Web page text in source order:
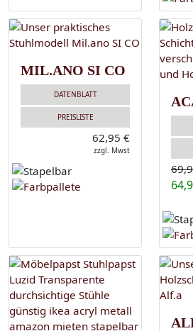
MIL.ANO SI CO
DATENBLATT
PREISLISTE
62,95 €
zzgl. Mwst